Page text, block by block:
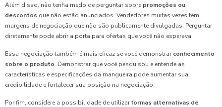
Além disso, não tenha medo de perguntar sobre promoções ou
descontos que não estão anunciados. Vendedores muitas vezes têm
margens de negociação que não são publicamente divulgadas. Perguntar
diretamente pode abrir a porta para ofertas que você não esperava.
Essa negociação também é mais eficaz se você demonstrar conhecimento
sobre o produto. Demonstrar que você pesquisou e entende as
características e especificações da mangueira pode aumentar sua
credibilidade e fortalecer sua posição na negociação.
Por fim, considere a possibilidade de utilizarformas alternativas de